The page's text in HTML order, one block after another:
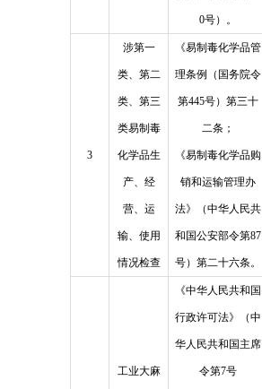
0号）。
3
涉第一
类、第二
类、第三
类易制毒
化学品生
产、经
营、运
输、使用
情况检查
《易制毒化学品管
理条例（国务院令
第445号）第三十
二条；
《易制毒化学品购
销和运输管理办
法》（中华人民共
和国公安部令第87
号）第二十六条。
工业大麻
《中华人民共和国
行政许可法》（中
华人民共和国主席
令第7号